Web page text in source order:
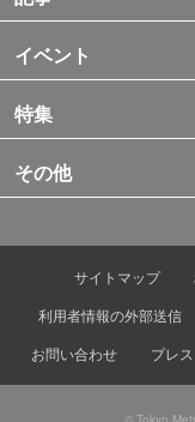
イベント
特集
その他
サイトマップ
利用者情報の外部送信
お問い合わせ
プレ